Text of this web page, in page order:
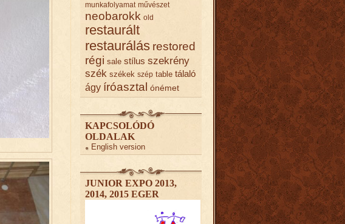
munkafolyamat művészet
neobarokk old
restaurált
restaurálás restored
régi sale stílus szekrény
szék székek szép table tálaló
ágy íróasztal ónémet
KAPCSOLÓDÓ
OLDALAK
English version
JUNIOR EXPO 2013,
2014, 2015 EGER